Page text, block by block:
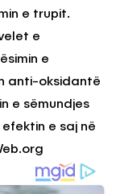
e trupit.
e
e
anti-oksidantë
e sëmundjes
e saj në